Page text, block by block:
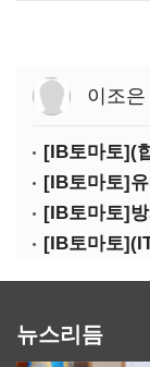
이조은
뉴스리듬